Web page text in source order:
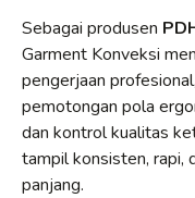
Sebagai produsen
Garment Konveksi
pengerjaan
pemotongan pola
dan kontrol kualitas
tampil konsisten, rapi,
panjang.